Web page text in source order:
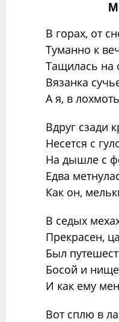
В горах, от
Туманно к
Тащилась на
Вязанка
А я, в
Вдруг сзади
Несется с
На дышле с
Едва
Как он,
В седых
Прекрасен,
Был
Босой и
И как ему
Вот сплю в